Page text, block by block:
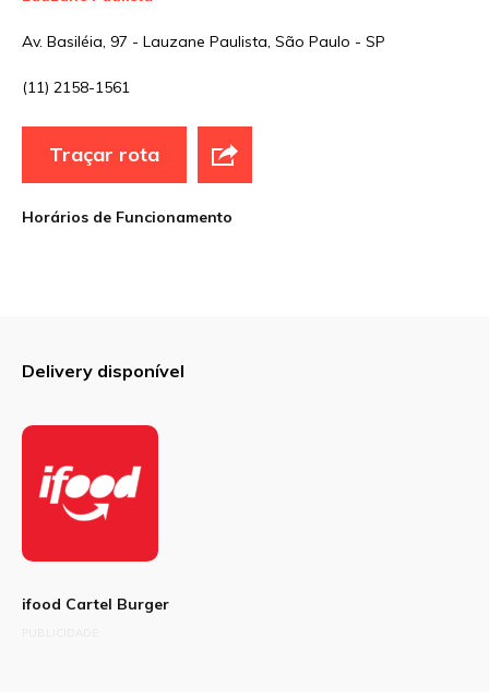
Sua avaliação
Av. Basiléia, 97 - Lauzane Paulista, São Paulo - SP
(11) 2158-1561
Traçar rota
Horários de Funcionamento
Delivery disponível
ifood Cartel Burger